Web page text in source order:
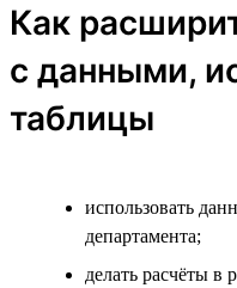
Как
с данными,
таблицы
использовать
департамента;
делать расчёты в